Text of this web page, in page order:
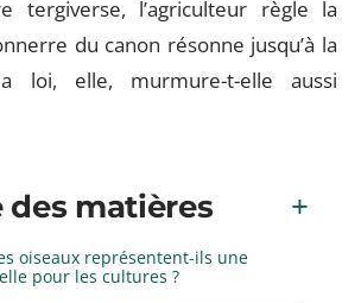
tergiverse, l’agriculteur règle la
du canon résonne jusqu’à la
loi, elle, murmure-t-elle aussi
des matières
oiseaux représentent-ils une
pour les cultures ?